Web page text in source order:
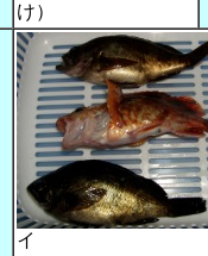
け）
イ